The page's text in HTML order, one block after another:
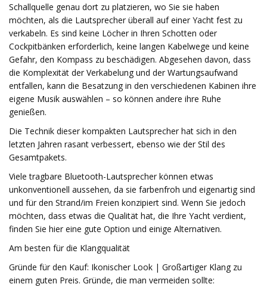
Schallquelle genau dort zu platzieren, wo Sie sie haben
möchten, als die Lautsprecher überall auf einer Yacht fest zu
verkabeln. Es sind keine Löcher in Ihren Schotten oder
Cockpitbänken erforderlich, keine langen Kabelwege und keine
Gefahr, den Kompass zu beschädigen. Abgesehen davon, dass
die Komplexität der Verkabelung und der Wartungsaufwand
entfallen, kann die Besatzung in den verschiedenen Kabinen ihre
eigene Musik auswählen – so können andere ihre Ruhe
genießen.
Die Technik dieser kompakten Lautsprecher hat sich in den
letzten Jahren rasant verbessert, ebenso wie der Stil des
Gesamtpakets.
Viele tragbare Bluetooth-Lautsprecher können etwas
unkonventionell aussehen, da sie farbenfroh und eigenartig sind
und für den Strand/im Freien konzipiert sind. Wenn Sie jedoch
möchten, dass etwas die Qualität hat, die Ihre Yacht verdient,
finden Sie hier eine gute Option und einige Alternativen.
Am besten für die Klangqualität
Gründe für den Kauf: Ikonischer Look | Großartiger Klang zu
einem guten Preis. Gründe, die man vermeiden sollte: